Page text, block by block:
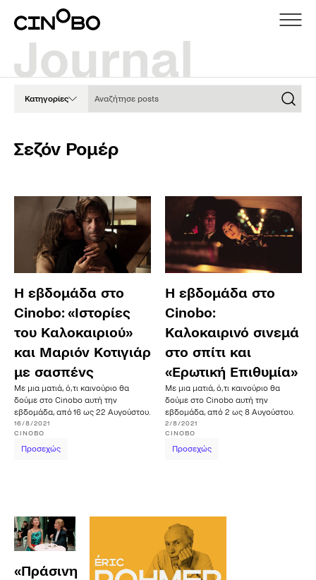
Κατηγορίες
Σεζόν Ρομέρ
Η εβδομάδα στο
Cinobo: «Ιστορίες
του Καλοκαιριού»
και Μαριόν Κοτιγιάρ
με σασπένς
Με μια ματιά, ό,τι καινούριο θα
δούμε στο Cinobo αυτή την
εβδομάδα, από 16 ως 22 Αυγούστου.
16/8/2021
CINOBO
Προσεχώς
Η εβδομάδα στο
Cinobo:
Καλοκαιρινό σινεμά
στο σπίτι και
«Ερωτική Επιθυμία»
Με μια ματιά, ό,τι καινούριο θα
δούμε στο Cinobo αυτή την
εβδομάδα, από 2 ως 8 Αυγούστου.
2/8/2021
CINOBO
Προσεχώς
«Πράσινη